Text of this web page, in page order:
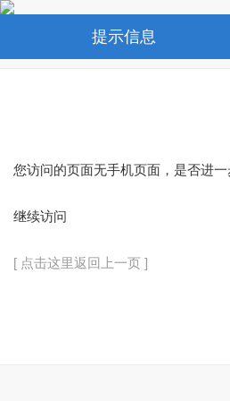
提示信息
您访问的页面无手机页面，是否进一
继续访问
[ 点击这里返回上一页 ]